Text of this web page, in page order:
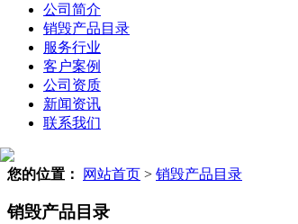
公司简介
销毁产品目录
服务行业
客户案例
公司资质
新闻资讯
联系我们
您的位置： 网站首页 > 销毁产品目录
销毁产品目录